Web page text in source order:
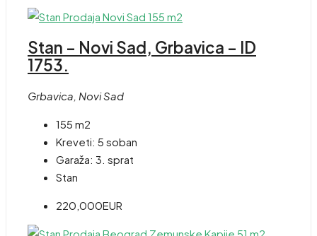
Stan – Novi Sad, Grbavica – ID
1753.
Grbavica, Novi Sad
155 m2
Kreveti: 5 soban
Garaža: 3. sprat
Stan
220,000EUR